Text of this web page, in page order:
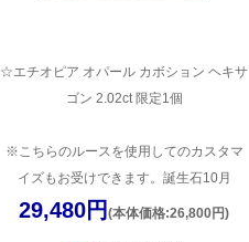
☆エチオピア オパール カボション ヘキサ
ゴン 2.02ct 限定1個
※こちらのルースを使用してのカスタマ
イズもお受けできます。誕生石10月
29,480円(本体価格:26,800円)